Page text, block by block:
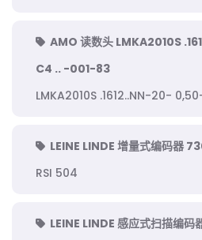
AMO 读数头 LMKA2010S
C4 .. -001-83
LMKA2010S .1612..NN-20-
LEINE LINDE 增量式编码器
RSI 504
LEINE LINDE 感应式扫描编